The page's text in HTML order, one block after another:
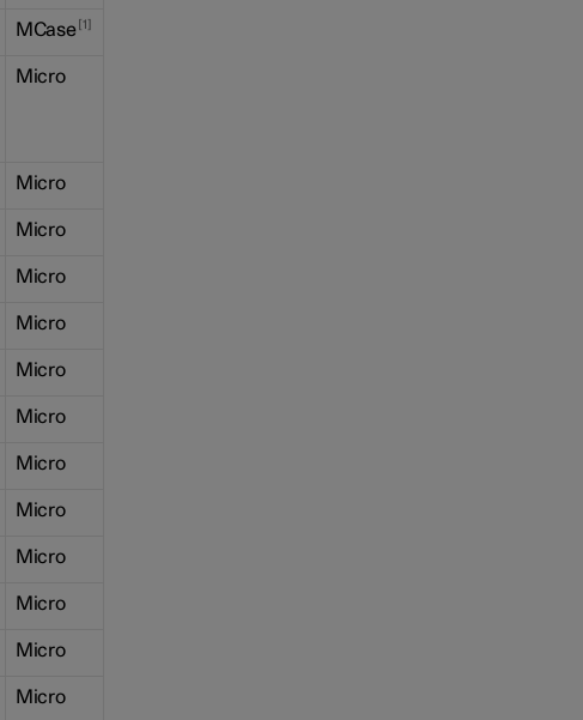
MCase 1
Micro
Micro
Micro
Micro
Micro
Micro
Micro
Micro
Micro
Micro
Micro
Micro
Micro